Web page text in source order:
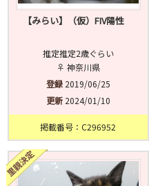
【みらい】（仮）FIV陽性
推定推定2歳ぐらい
♀ 神奈川県
登録2019/06/25
更新2024/01/10
掲載番号：C296952